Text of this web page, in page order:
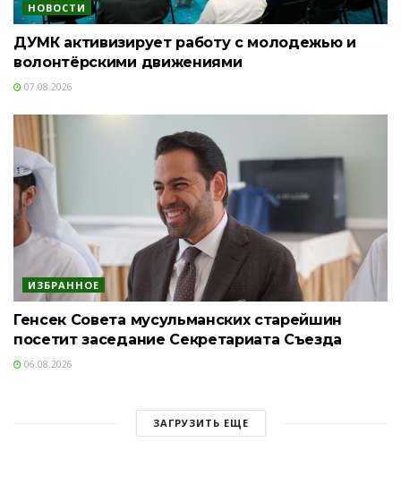
НОВОСТИ
ДУМК активизирует работу с молодежью и
волонтёрскими движениями
07.08.2026
ИЗБРАННОЕ
Генсек Совета мусульманских старейшин
посетит заседание Секретариата Съезда
06.08.2026
ЗАГРУЗИТЬ ЕЩЕ